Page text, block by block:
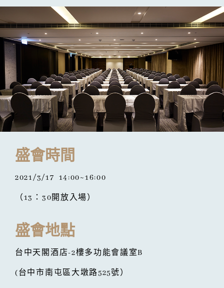
盛會時間
2021/3/17 14:00~16:00
（13：30開放入場）
盛會地點
台中天閣酒店-2樓多功能會議室B
(台中市南屯區大墩路525號）